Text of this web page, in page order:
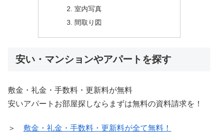
室内写真
間取り図
安い・マンションやアパートを探す
敷金・礼金・手数料・更新料が無料
安いアパートお部屋探しならまずは無料の資料請求を！
＞ 敷金・礼金・手数料・更新料が全て無料！